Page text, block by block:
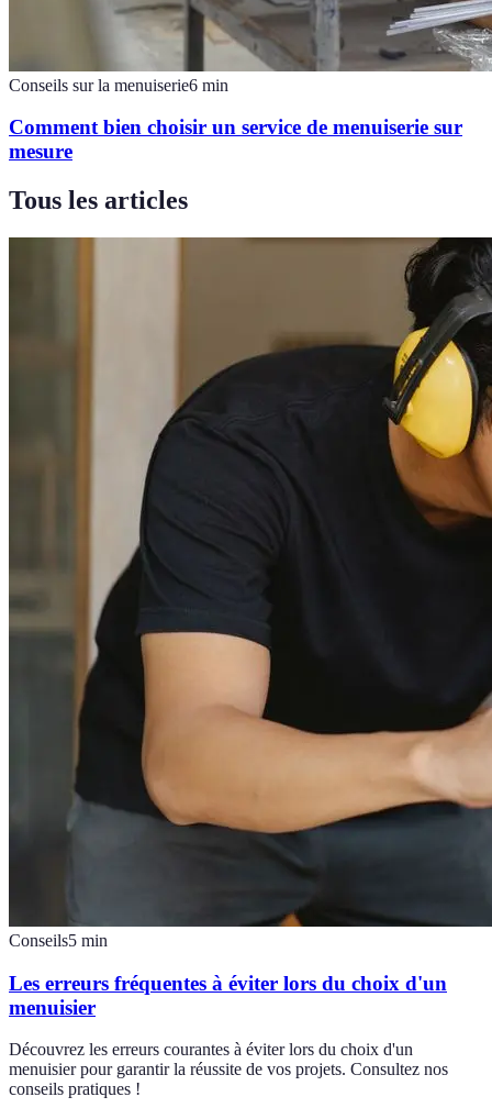
Conseils sur la menuiserie6 min
Comment bien choisir un service de menuiserie sur
mesure
Tous les articles
Conseils5 min
Les erreurs fréquentes à éviter lors du choix d'un
menuisier
Découvrez les erreurs courantes à éviter lors du choix d'un
menuisier pour garantir la réussite de vos projets. Consultez nos
conseils pratiques !